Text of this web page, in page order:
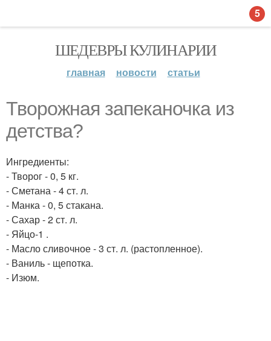
ШЕДЕВРЫ КУЛИНАРИИ
главная новости статьи
Творожная запеканочка из
детства?
Ингредиенты:
- Творог - 0, 5 кг.
- Сметана - 4 ст. л.
- Манка - 0, 5 стакана.
- Сахар - 2 ст. л.
- Яйцо-1 .
- Масло сливочное - 3 ст. л. (растопленное).
- Ваниль - щепотка.
- Изюм.
5